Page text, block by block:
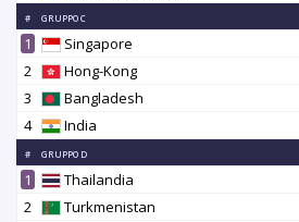
# GRUPPO C
1 Singapore
2
Hong-Kong
3
Bangladesh
4
India
# GRUPPO D
1 Thailandia
2
Turkmenistan